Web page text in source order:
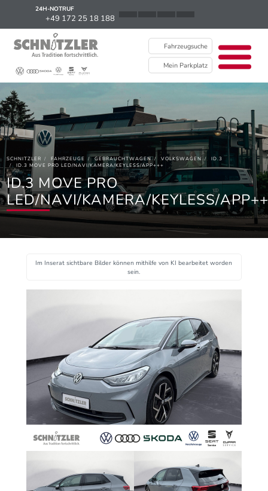
24H-NOTRUF
+49 172 25 18 188
Fahrzeugsuche
Mein Parkplatz
News
Kontakt / Standorte
Über uns
Newsletter
EU Data Act
SCHNITZLER FAHRZEUGE GEBRAUCHTWAGEN VOLKSWAGEN
ID.3
ID.3 MOVE PRO LED/NAVI/KAMERA/KEYLESS/APP+++
ID.3 MOVE PRO
LED/NAVI/KAMERA/KEYLESS/
Im Inserat sichtbare Bilder können mithilfe von KI bearbeitet worden
sein.